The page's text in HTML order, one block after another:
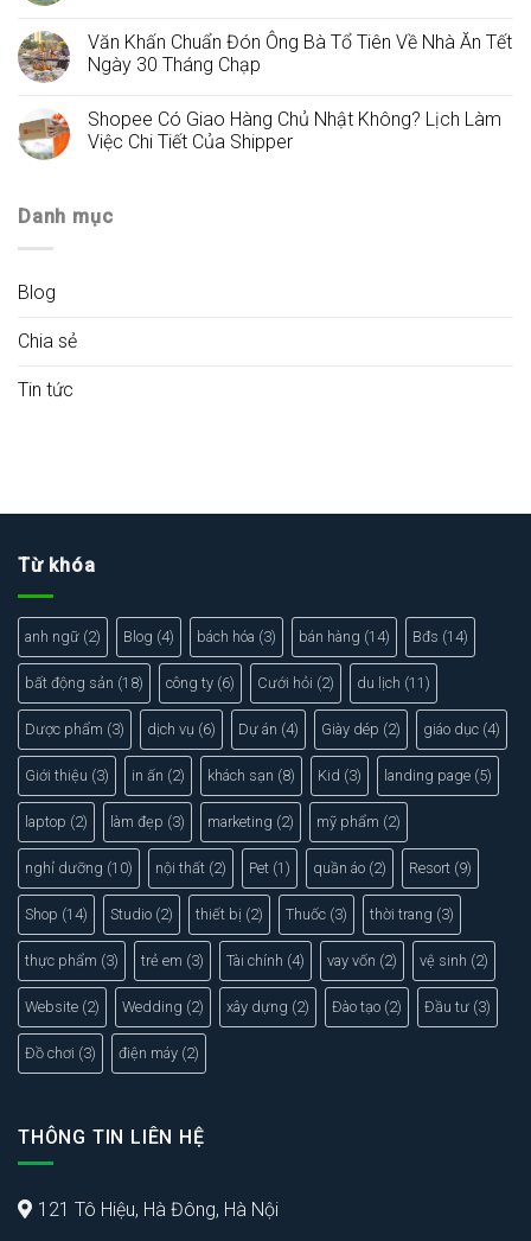
Văn Khấn Chuẩn Đón Ông Bà Tổ Tiên Về Nhà Ăn Tết
Ngày 30 Tháng Chạp
Shopee Có Giao Hàng Chủ Nhật Không? Lịch Làm
Việc Chi Tiết Của Shipper
Danh mục
Blog
Chia sẻ
Tin tức
Từ khóa
anh ngữ (2) Blog (4) bách hóa (3) bán hàng (14) Bđs (14)
bất động sản (18) công ty (6) Cưới hỏi (2) du lịch (11)
Dược phẩm (3) dịch vụ (6) Dự án (4) Giày dép (2) giáo dục (4)
Giới thiệu (3) in ấn (2) khách sạn (8) Kid (3) landing page (5)
laptop (2) làm đẹp (3) marketing (2) mỹ phẩm (2)
nghỉ dưỡng (10) nội thất (2) Pet (1) quần áo (2) Resort (9)
Shop (14) Studio (2) thiết bị (2) Thuốc (3) thời trang (3)
thực phẩm (3) trẻ em (3) Tài chính (4) vay vốn (2) vệ sinh (2)
Website (2) Wedding (2) xây dựng (2) Đào tạo (2) Đầu tư (3)
Đồ chơi (3) điện máy (2)
THÔNG TIN LIÊN HỆ
121 Tô Hiệu, Hà Đông, Hà Nội